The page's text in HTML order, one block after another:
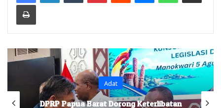
Print
Adat
DPRP Papua Barat Dorong Keterlibatan